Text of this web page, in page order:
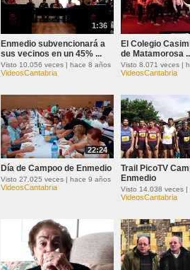
1:36
Enmedio subvencionará a
sus vecinos en un 45% ...
Visto 10.056 veces | hace 8 años
VideosCantabria
El Colegio
de Matamorosa
Visto 8.071 veces |
VideosCantabria
22:24
Día de Campoo de Enmedio
Visto 27.025 veces | hace 9 años
VideosCantabria
Trail PicoTV
Enmedio
Visto 14.038 veces
VideosCantabria